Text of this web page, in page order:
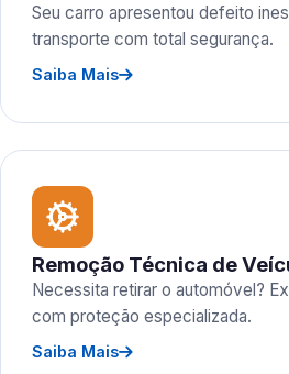
Seu carro apresentou defeito
transporte com total segurança.
Saiba Mais
Remoção Técnica de
Necessita retirar o automóvel?
com proteção especializada.
Saiba Mais